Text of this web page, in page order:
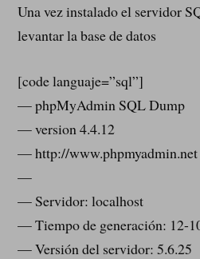
Una vez instalado el servidor
levantar la base de datos
[code languaje=”sql”]
— phpMyAdmin SQL Dump
— version 4.4.12
— http://www.phpmyadmin.net
—
— Servidor: localhost
— Tiempo de generación: 12-
— Versión del servidor: 5.6.25